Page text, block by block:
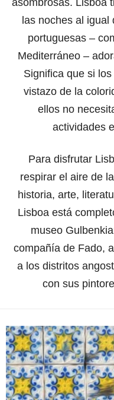
las noches al igual
portuguesas –
Mediterráneo –
Significa que si
vistazo de la
ellos no
actividades
Para disfrutar
respirar el aire de
historia, arte,
Lisboa está
museo
compañía de Fado,
a los distritos
con sus